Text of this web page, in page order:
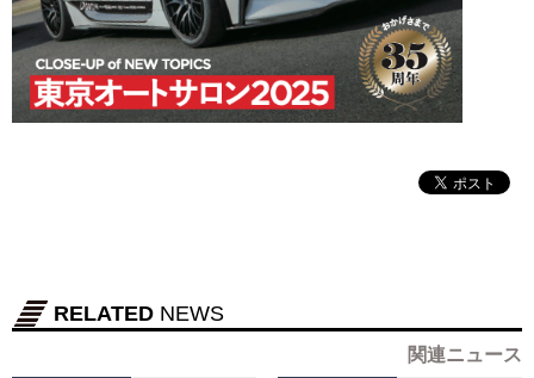
RELATED NEWS
関連ニュース